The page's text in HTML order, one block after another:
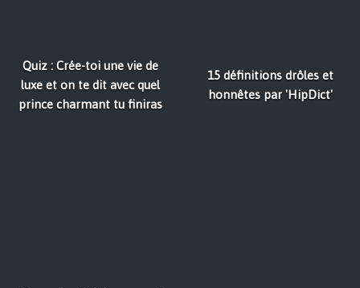
Quiz : Crée-toi une vie de
luxe et on te dit avec quel
prince charmant tu finiras
15 définitions drôles et
honnêtes par 'HipDict'